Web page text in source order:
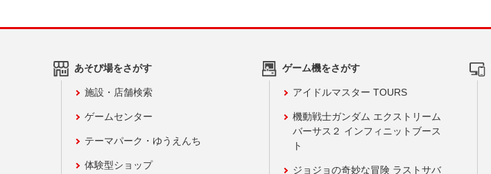
あそび場をさがす
施設・店舗検索
ゲームセンター
テーマパーク・ゆうえんち
体験型ショップ
ゲーム機をさがす
アイドルマスター TOURS
機動戦士ガンダム エクストリーム
バーサス２ インフィニットブース
ト
ジョジョの奇妙な冒険 ラストサバ